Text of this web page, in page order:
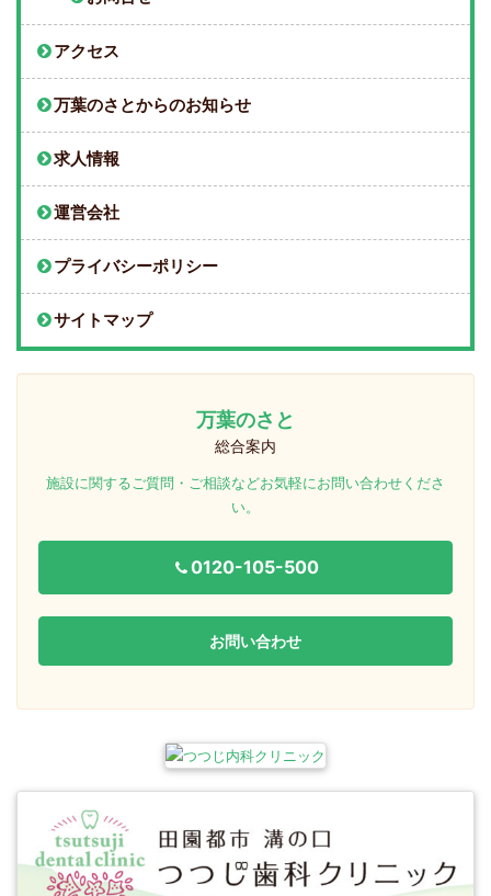
アクセス
万葉のさとからのお知らせ
求人情報
運営会社
プライバシーポリシー
サイトマップ
万葉のさと
総合案内
施設に関するご質問・ご相談などお気軽にお問い合わせくださ
い。
0120-105-500
お問い合わせ